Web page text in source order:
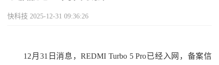
快科技 2025-12-31 09:36:26
12月31日消息，REDMI Turbo 5 Pro已经入网，备案信